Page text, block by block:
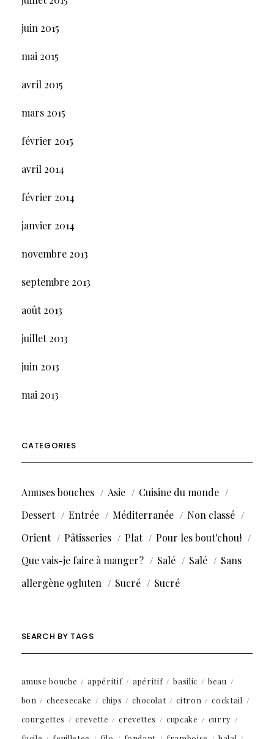
juin 2015
mai 2015
avril 2015
mars 2015
février 2015
avril 2014
février 2014
janvier 2014
novembre 2013
septembre 2013
août 2013
juillet 2013
juin 2013
mai 2013
CATEGORIES
Amuses bouches Asie
Cuisine du monde
Dessert
Entrée Méditerranée
Non classé
Orient
Pâtisseries Plat
Pour les bout'chou!
Que vais-je faire à manger?
Salé Salé
Sans
allergène 9gluten
Sucré Sucré
SEARCH BY TAGS
amuse bouche appéritif apéritif basilic
beau
bon
cheesecake chips chocolat citron
cocktail
courgettes
crevette crevettes cupcake
curry